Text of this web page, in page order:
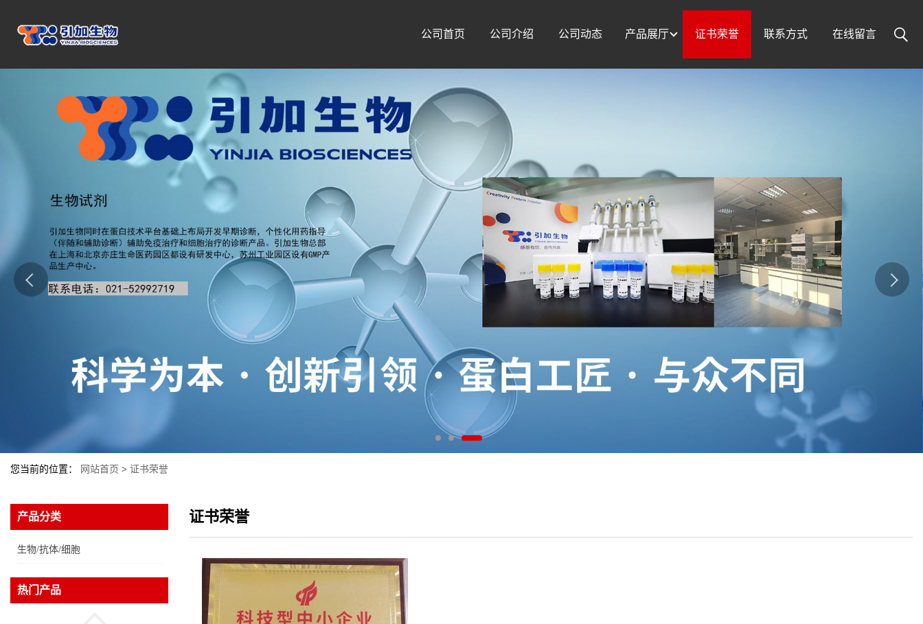
公司首页 公司介绍 公司动态 产品展厅 证书荣誉 联系方式 在线留言
您当前的位置： 网站首页 > 证书荣誉
产品分类
生物/抗体/细胞
热门产品
胰蛋白酶
重组 T7 RNA 聚合酶-现货
证书荣誉